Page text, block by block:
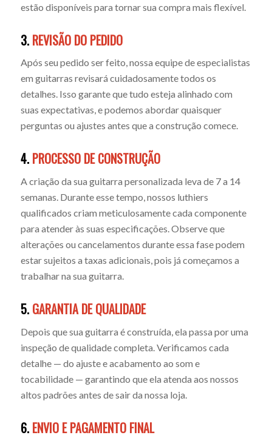
estão disponíveis para tornar sua compra mais flexível.
3. REVISÃO DO PEDIDO
Após seu pedido ser feito, nossa equipe de especialistas
em guitarras revisará cuidadosamente todos os
detalhes. Isso garante que tudo esteja alinhado com
suas expectativas, e podemos abordar quaisquer
perguntas ou ajustes antes que a construção comece.
4. PROCESSO DE CONSTRUÇÃO
A criação da sua guitarra personalizada leva de 7 a 14
semanas. Durante esse tempo, nossos luthiers
qualificados criam meticulosamente cada componente
para atender às suas especificações. Observe que
alterações ou cancelamentos durante essa fase podem
estar sujeitos a taxas adicionais, pois já começamos a
trabalhar na sua guitarra.
5. GARANTIA DE QUALIDADE
Depois que sua guitarra é construída, ela passa por uma
inspeção de qualidade completa. Verificamos cada
detalhe — do ajuste e acabamento ao som e
tocabilidade — garantindo que ela atenda aos nossos
altos padrões antes de sair da nossa loja.
6. ENVIO E PAGAMENTO FINAL